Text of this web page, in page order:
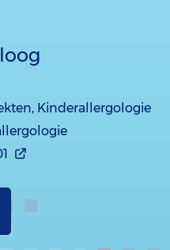
Kinderallergologie